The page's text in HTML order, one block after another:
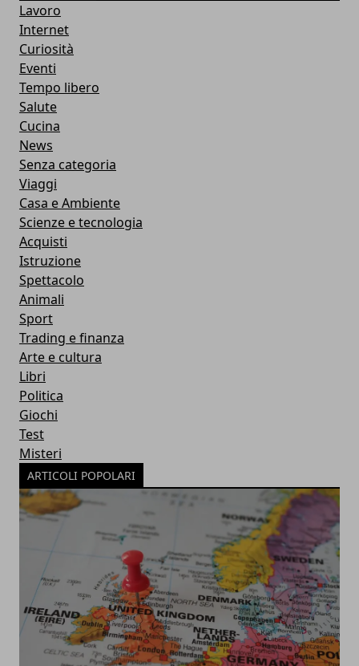
Lavoro
Internet
Curiosità
Eventi
Tempo libero
Salute
Cucina
News
Senza categoria
Viaggi
Casa e Ambiente
Scienze e tecnologia
Acquisti
Istruzione
Spettacolo
Animali
Sport
Trading e finanza
Arte e cultura
Libri
Politica
Giochi
Test
Misteri
ARTICOLI POPOLARI